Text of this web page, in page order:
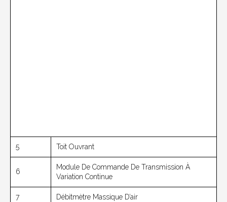
5 Toit Ouvrant
6
Module De Commande De Transmission À
Variation Continue
7 Débitmètre Massique D’air